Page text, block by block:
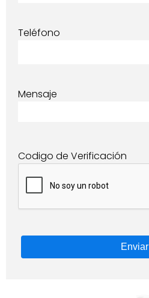
Teléfono
Mensaje
Codigo de Verificación
Enviar